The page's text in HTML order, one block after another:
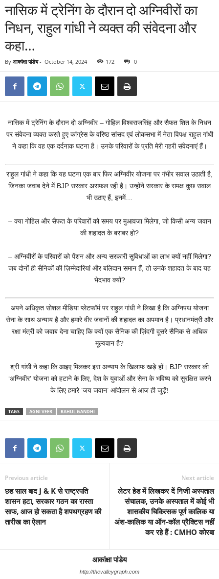
नासिक में ट्रेनिंग के दौरान दो अग्निवीरों का
निधन, राहुल गांधी ने व्यक्त की संवेदना और
कहा…
By आकांक्षा पांडेय- October 14, 2024 172 0
नासिक में ट्रेनिंग के दौरान दो अग्निवीर – गोहिल विश्वराजसिंह और सैफत शित के निधन
पर संवेदना व्यक्त करते हुए कांग्रेस के वरिष्ठ सांसद एवं लोकसभा में नेता विपक्ष राहुल गांधी
ने कहा कि वह एक दर्दनाक घटना है। उनके परिवारों के प्रति मेरी गहरी संवेदनाएं हैं।
राहुल गांधी ने कहा कि यह घटना एक बार फिर अग्निवीर योजना पर गंभीर सवाल उठाती है,
जिनका जवाब देने में BJP सरकार असफल रही है। उन्होंने सरकार के समक्ष कुछ सवाल
भी उठाए हैं, इनमें…
– क्या गोहिल और सैफत के परिवारों को समय पर मुआवजा मिलेगा, जो किसी अन्य जवान
की शहादत के बराबर हो?
– अग्निवीरों के परिवारों को पेंशन और अन्य सरकारी सुविधाओं का लाभ क्यों नहीं मिलेगा?
जब दोनों ही सैनिकों की ज़िम्मेदारियां और बलिदान समान हैं, तो उनके शहादत के बाद यह
भेदभाव क्यों?
अपने अधिकृत सोशल मीडिया प्लेटफॉर्म पर राहुल गांधी ने लिखा है कि अग्निपथ योजना
सेना के साथ अन्याय है और हमारे वीर जवानों की शहादत का अपमान है। प्रधानमंत्री और
रक्षा मंत्री को जवाब देना चाहिए कि क्यों एक सैनिक की ज़िंदगी दूसरे सैनिक से अधिक
मूल्यवान है?
श्री गांधी ने कहा कि आइए मिलकर इस अन्याय के खिलाफ खड़े हों। BJP सरकार की
‘अग्निवीर’ योजना को हटाने के लिए, देश के युवाओं और सेना के भविष्य को सुरक्षित करने
के लिए हमारे ‘जय जवान’ आंदोलन से आज ही जुड़ें!
TAGS AGNI VEER RAHUL GANDHI
Previous article
छह साल बाद J & K से राष्ट्रपति
शासन हटा, सरकार गठन का रास्ता
साफ, आज हो सकता है शपथग्रहण की
तारीख का ऐलान
Next article
लेटर हेड में लिखकर दें निजी अस्पताल
संचालक, उनके अस्पताल में कोई भी
शासकीय चिकित्सक पूर्ण कालिक या
अंश-कालिक या ऑन-कॉल प्रैक्टिस नहीं
कर रहे हैं : CMHO कोरबा
आकांक्षा पांडेय
http://thevalleygraph.com